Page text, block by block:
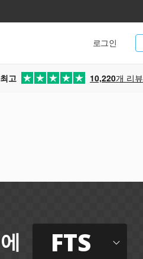
로그인
최고 10,220개 리뷰
에 FTS